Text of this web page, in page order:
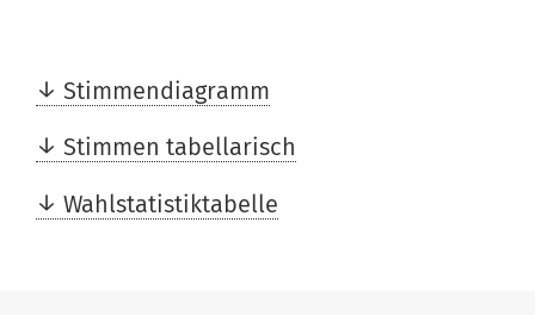
Stimmendiagramm
Stimmen tabellarisch
Wahlstatistiktabelle